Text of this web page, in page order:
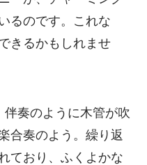
るのです。これな
きるかもしれませ
奏のように木管が吹
合奏のよう。繰り返
ており、ふくよかな